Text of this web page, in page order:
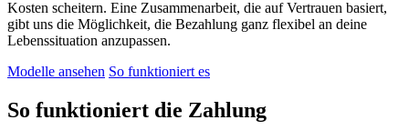
Kosten scheitern. Eine Zusammenarbeit, die auf Vertrauen basiert,
gibt uns die Möglichkeit, die Bezahlung ganz flexibel an deine
Lebenssituation anzupassen.
Modelle ansehen So funktioniert es
So funktioniert die Zahlung